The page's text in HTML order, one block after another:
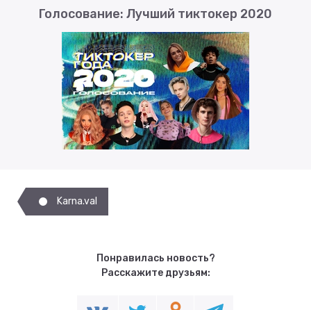
Голосование: Лучший тиктокер 2020
Karna.val
Понравилась новость?
Расскажите друзьям: